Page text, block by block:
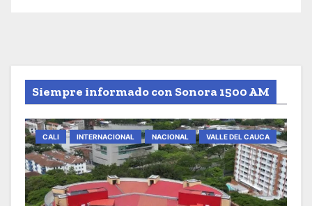
Siempre informado con Sonora 1500 AM
CALI INTERNACIONAL NACIONAL VALLE DEL CAUCA